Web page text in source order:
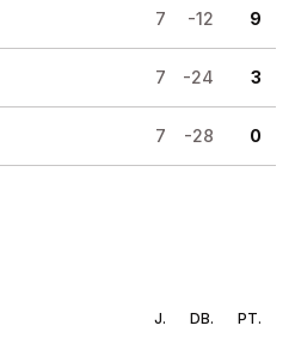
7 -12 9
7 -24 3
7 -28 0
J. DB. PT.